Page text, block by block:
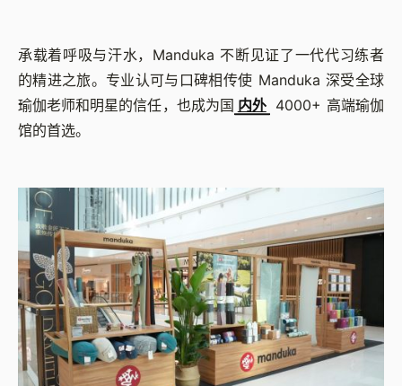
承载着呼吸与汗水，Manduka 不断见证了一代代习练者
的精进之旅。专业认可与口碑相传使 Manduka 深受全球
瑜伽老师和明星的信任，也成为国 内外 4000+ 高端瑜伽
馆的首选。